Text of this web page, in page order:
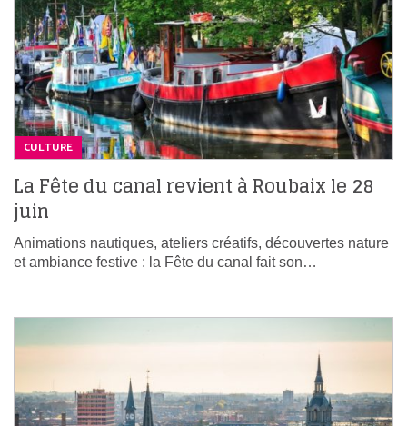
CULTURE
La Fête du canal revient à Roubaix le 28
juin
Animations nautiques, ateliers créatifs, découvertes nature
et ambiance festive : la Fête du canal fait son…